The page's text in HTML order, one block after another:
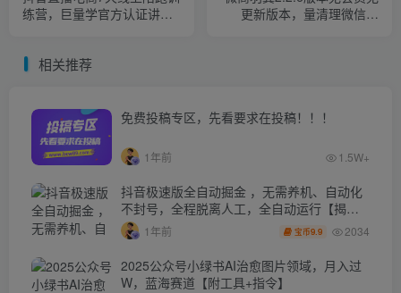
练营，巨量学官方认证讲师
更新版本，量清理微信群
相关推荐
免费投稿专区，先看要求在投稿！！！
1年前 1.5W+
抖音极速版全自动掘金 ，无需养机、自动化
不封号，全程脱离人工，全自动运行【揭
秘】 1年前 宝币9.9 2034
2025公众号小绿书AI治愈图片领域，月入过
W，蓝海赛道【附工具+指令】